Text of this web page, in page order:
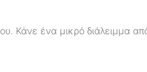
Κάνε ένα μικρό